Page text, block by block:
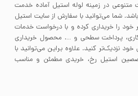
متنوعی در زمینه لوله استیل آماده خدمت
شما می‌توانید با سفارش از سایت استیل
خود را خریداری کرده و با درخواست خدمات
پرداخت سطحی و …. محصول خریداری
نزدیک‌تر کنید. علاوه براین می‌توانید با
استیل رخ، خریدی مطمئن و مناسب